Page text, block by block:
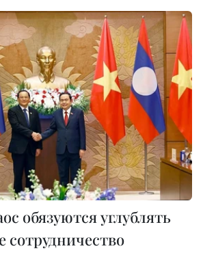
обязуются углублять
сотрудничество